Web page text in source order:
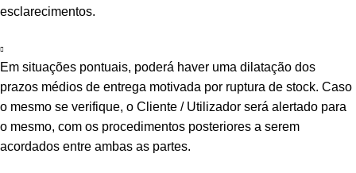
esclarecimentos.
Em situações pontuais, poderá haver uma dilatação dos
prazos médios de entrega motivada por ruptura de stock. Caso
o mesmo se verifique, o Cliente / Utilizador será alertado para
o mesmo, com os procedimentos posteriores a serem
acordados entre ambas as partes.